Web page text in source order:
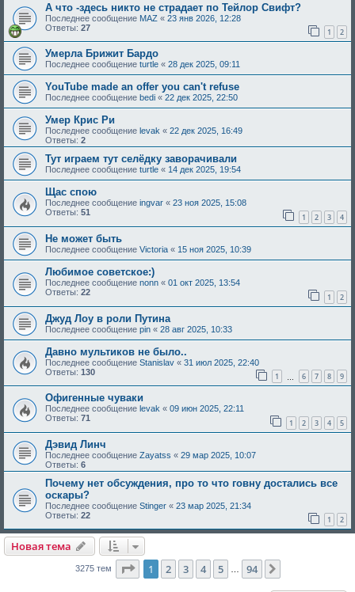
А что -здесь никто не страдает по Тейлор Свифт?
Последнее сообщение MAZ « 23 янв 2026, 12:28
Ответы: 27 1 2
Умерла Брижит Бардо
Последнее сообщение turtle « 28 дек 2025, 09:11
YouTube made an offer you can't refuse
Последнее сообщение bedi « 22 дек 2025, 22:50
Умер Крис Ри
Последнее сообщение levak « 22 дек 2025, 16:49
Ответы: 2
Тут играем тут селёдку заворачивали
Последнее сообщение turtle « 14 дек 2025, 19:54
Щас спою
Последнее сообщение ingvar « 23 ноя 2025, 15:08
Ответы: 51 1 2 3 4
Не может быть
Последнее сообщение Victoria « 15 ноя 2025, 10:39
Любимое советское:)
Последнее сообщение nonn « 01 окт 2025, 13:54
Ответы: 22 1 2
Джуд Лоу в роли Путина
Последнее сообщение pin « 28 авг 2025, 10:33
Давно мультиков не было..
Последнее сообщение Stanislav « 31 июл 2025, 22:40
Ответы: 130 1 6 7 8 9
Офигенные чуваки
Последнее сообщение levak « 09 июн 2025, 22:11
Ответы: 71 1 2 3 4 5
Дэвид Линч
Последнее сообщение Zayatss « 29 мар 2025, 10:07
Ответы: 6
Почему нет обсуждения, про то что говну достались все
оскары?
Последнее сообщение Stinger « 23 мар 2025, 21:34
Ответы: 22 1 2
Новая тема
3275 тем Страница из 94
1 2 3 4 5 … 94